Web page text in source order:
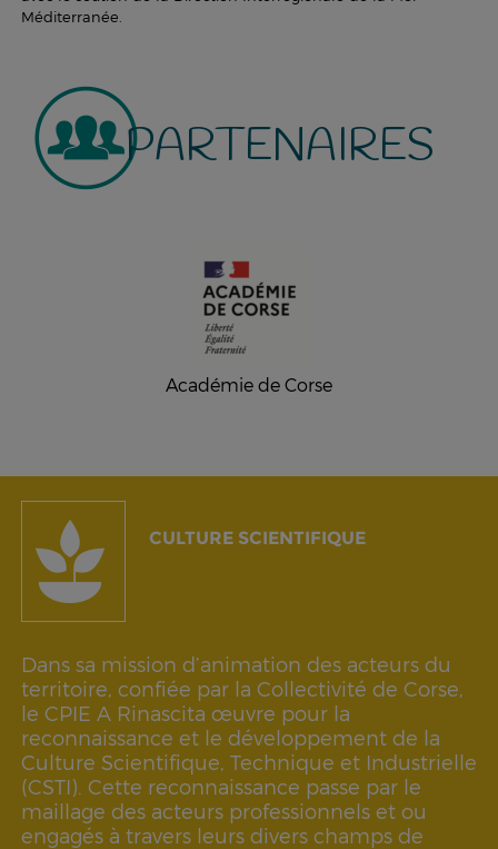
Méditerranée.
PARTENAIRES
Académie de Corse
CULTURE SCIENTIFIQUE
Dans sa mission d’animation des acteurs du
territoire, confiée par la Collectivité de Corse,
le CPIE A Rinascita œuvre pour la
reconnaissance et le développement de la
Culture Scientifique, Technique et Industrielle
(CSTI). Cette reconnaissance passe par le
maillage des acteurs professionnels et ou
engagés à travers leurs divers champs de